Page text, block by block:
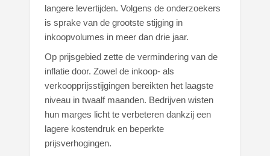
langere levertijden. Volgens de onderzoekers
is sprake van de grootste stijging in
inkoopvolumes in meer dan drie jaar.
Op prijsgebied zette de vermindering van de
inflatie door. Zowel de inkoop- als
verkoopprijsstijgingen bereikten het laagste
niveau in twaalf maanden. Bedrijven wisten
hun marges licht te verbeteren dankzij een
lagere kostendruk en beperkte
prijsverhogingen.